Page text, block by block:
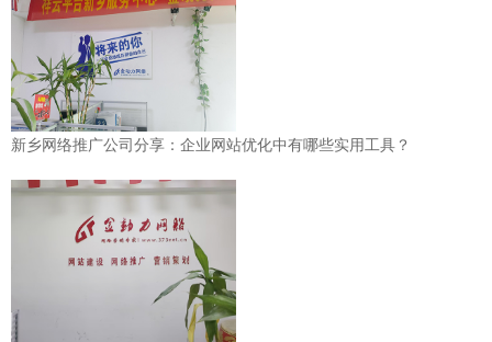
新乡网络推广公司分享：企业网站优化中有哪些实用工具？